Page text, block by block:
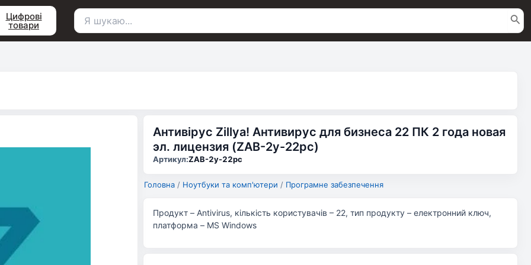
Цифрові
товари
Пошук
Антивірус Zillya! Антивирус для бизнеса 22 ПК 2 года новая
эл. лицензия (ZAB-2y-22pc)
Артикул:ZAB-2y-22pc
Головна / Ноутбуки та комп'ютери / Програмне забезпечення
Продукт – Antivirus, кількість користувачів – 22, тип продукту – електронний ключ,
платформа – MS Windows